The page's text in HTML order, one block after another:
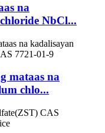
na
NbCl...
mataas na
chlo...